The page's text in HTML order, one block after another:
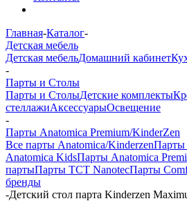
Главная-Каталог-
Детская мебель
Детская мебельДомашний кабинет
-
Парты и Столы
Парты и СтолыДетские комплекты
стеллажиАксессуарыОсвещение
-
Парты Anatomica Premium/KinderZen
Все парты Anatomica/KinderzenПарты
Anatomica KidsПарты Anatomica
партыПарты TCT NanotecПарты
бренды
-Детский стол парта Kinderzen